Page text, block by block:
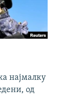
најмалку
од